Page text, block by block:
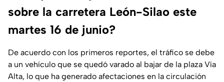
sobre la carretera León-Silao este
martes 16 de junio?
De acuerdo con los primeros reportes, el tráfico se debe
a un vehículo que se quedó varado al bajar de la plaza Vía
Alta, lo que ha generado afectaciones en la circulación